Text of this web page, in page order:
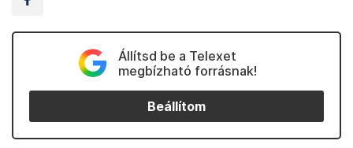
Állítsd be a Telexet
megbízható forrásnak!
Beállítom